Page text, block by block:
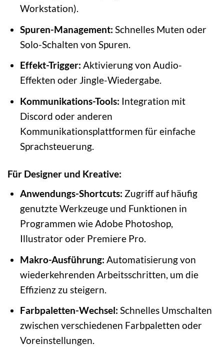
Workstation).
Spuren-Management: Schnelles Muten oder
Solo-Schalten von Spuren.
Effekt-Trigger: Aktivierung von Audio-
Effekten oder Jingle-Wiedergabe.
Kommunikations-Tools: Integration mit
Discord oder anderen
Kommunikationsplattformen für einfache
Sprachsteuerung.
Für Designer und Kreative:
Anwendungs-Shortcuts: Zugriff auf häufig
genutzte Werkzeuge und Funktionen in
Programmen wie Adobe Photoshop,
Illustrator oder Premiere Pro.
Makro-Ausführung: Automatisierung von
wiederkehrenden Arbeitsschritten, um die
Effizienz zu steigern.
Farbpaletten-Wechsel: Schnelles Umschalten
zwischen verschiedenen Farbpaletten oder
Voreinstellungen.